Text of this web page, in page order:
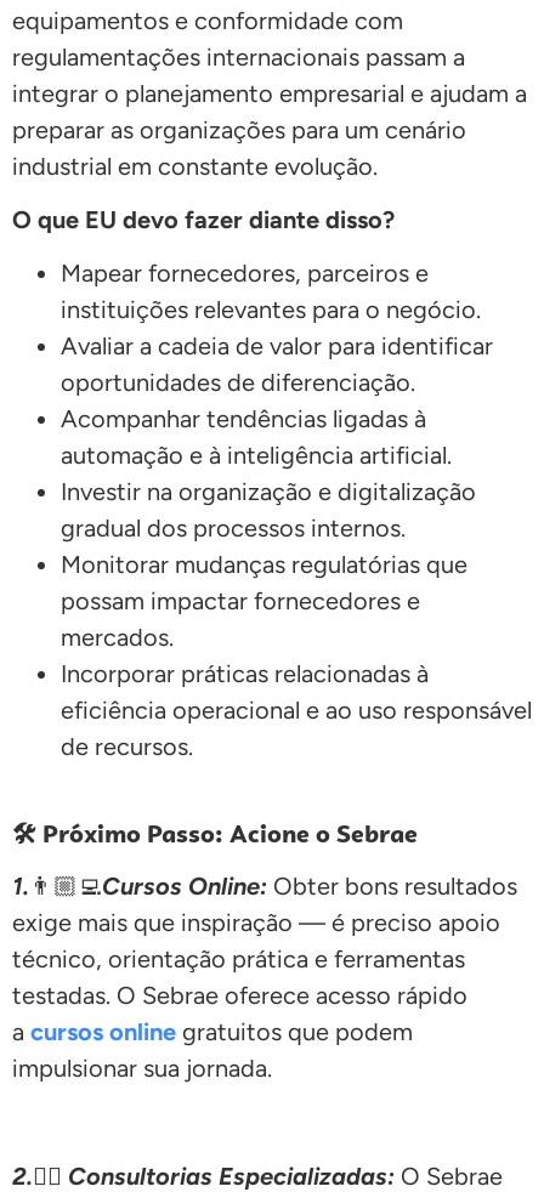
equipamentos e conformidade com
regulamentações internacionais passam a
integrar o planejamento empresarial e ajudam a
preparar as organizações para um cenário
industrial em constante evolução.
O que EU devo fazer diante disso?
Mapear fornecedores, parceiros e
instituições relevantes para o negócio.
Avaliar a cadeia de valor para identificar
oportunidades de diferenciação.
Acompanhar tendências ligadas à
automação e à inteligência artificial.
Investir na organização e digitalização
gradual dos processos internos.
Monitorar mudanças regulatórias que
possam impactar fornecedores e
mercados.
Incorporar práticas relacionadas à
eficiência operacional e ao uso responsável
de recursos.
🛠️ Próximo Passo: Acione o Sebrae
1. 👨🏼‍💻Cursos Online: Obter bons resultados
exige mais que inspiração — é preciso apoio
técnico, orientação prática e ferramentas
testadas. O Sebrae oferece acesso rápido
a cursos online gratuitos que podem
impulsionar sua jornada.
2.🕵🏽 Consultorias Especializadas: O Sebrae